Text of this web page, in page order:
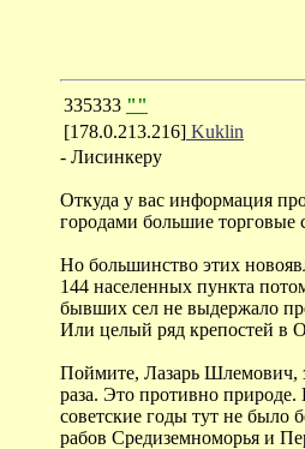
335333 ""
[178.0.213.216] Kuklin
- Лисинкеру
Откуда у вас информация
городами большие торговые
Но большинство этих
144 населенных пункта
бывших сел не выдержало
Или целый ряд крепостей в
Поймите, Лазарь Шлемович,
раза. Это противно
советские годы тут не было
рабов Средиземноморья и